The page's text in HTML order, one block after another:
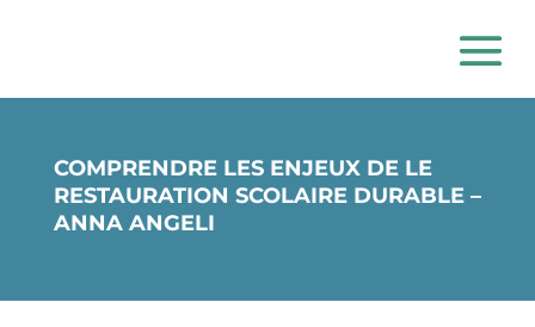
COMPRENDRE LES ENJEUX DE LE
RESTAURATION SCOLAIRE DURABLE –
ANNA ANGELI